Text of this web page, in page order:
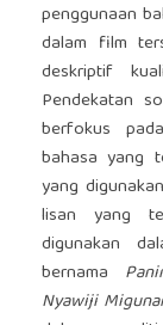
penggunaan
dalam film
deskriptif
Pendekatan
berfokus
bahasa yang
yang
lisan yang
digunakan
bernama
Nyawiji